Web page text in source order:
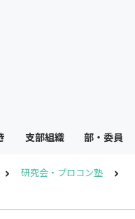
支部組織 部・委員
研究会・プロコン塾